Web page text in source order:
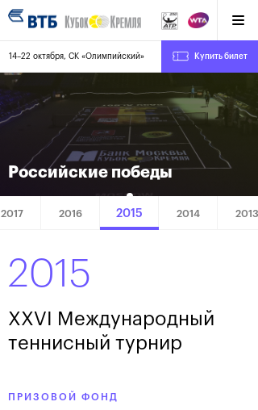
14–22 октября, СК «Олимпийский» Купить билет
Российские победы
2017 2016 2015 2014 2013
2015
XXVI Международный
теннисный турнир
ПРИЗОВОЙ ФОНД